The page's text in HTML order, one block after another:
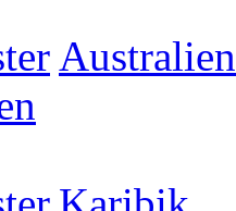
Australien